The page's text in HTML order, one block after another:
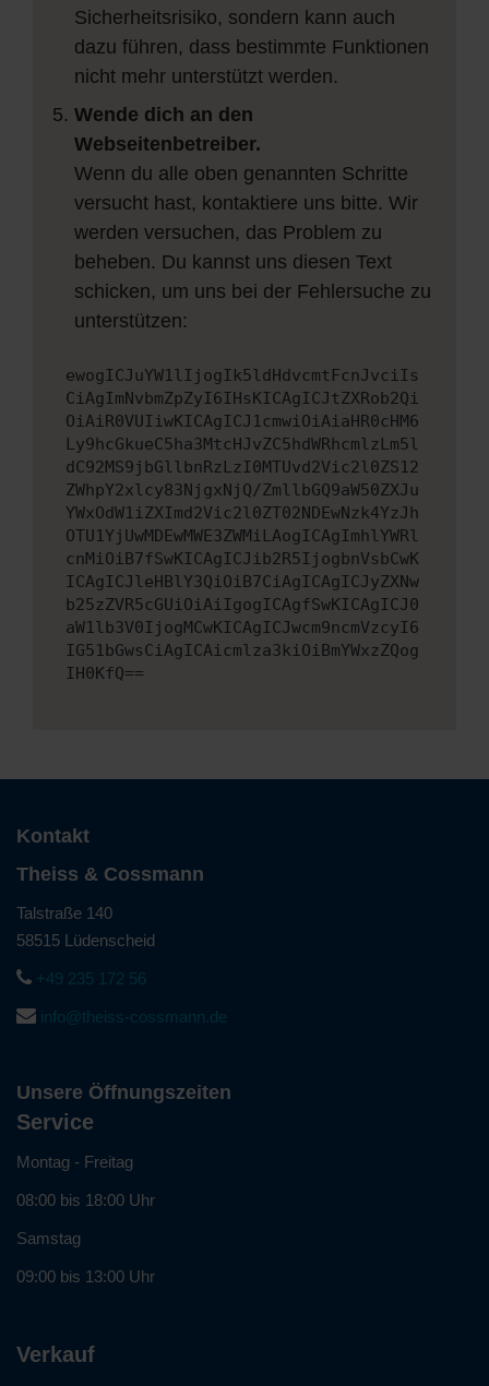
Sicherheitsrisiko, sondern kann auch
dazu führen, dass bestimmte Funktionen
nicht mehr unterstützt werden.
Wende dich an den
Webseitenbetreiber.
Wenn du alle oben genannten Schritte
versucht hast, kontaktiere uns bitte. Wir
werden versuchen, das Problem zu
beheben. Du kannst uns diesen Text
schicken, um uns bei der Fehlersuche zu
unterstützen:
ewogICJuYW1lIjogIk5ldHdvcmtFcnJvciIs
CiAgImNvbmZpZyI6IHsKICAgICJtZXRob2Qi
OiAiR0VUIiwKICAgICJ1cmwiOiAiaHR0cHM6
Ly9hcGkueC5ha3MtcHJvZC5hdWRhcmlzLm5l
dC92MS9jbGllbnRzLzI0MTUvd2Vic2l0ZS12
ZWhpY2xlcy83NjgxNjQ/ZmllbGQ9aW50ZXJu
YWxOdW1iZXImd2Vic2l0ZT02NDEwNzk4YzJh
OTU1YjUwMDEwMWE3ZWMiLAogICAgImhlYWRl
cnMiOiB7fSwKICAgICJib2R5IjogbnVsbCwK
ICAgICJleHBlY3QiOiB7CiAgICAgICJyZXNw
b25zZVR5cGUiOiAiIgogICAgfSwKICAgICJ0
aW1lb3V0IjogMCwKICAgICJwcm9ncmVzcyI6
IG51bGwsCiAgICAicmlza3kiOiBmYWxzZQog
IH0KfQ==
Kontakt
Theiss & Cossmann
Talstraße 140
58515 Lüdenscheid
+49 235 172 56
info@theiss-cossmann.de
Unsere Öffnungszeiten
Service
Montag - Freitag
08:00 bis 18:00 Uhr
Samstag
09:00 bis 13:00 Uhr
Verkauf